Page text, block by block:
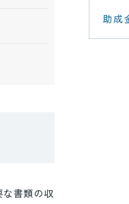
な書類の収
助成